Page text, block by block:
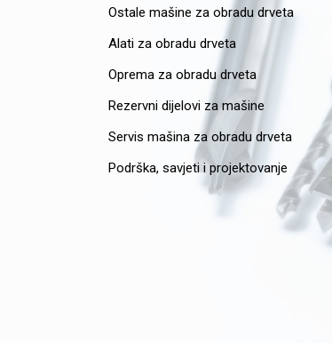
Ostale mašine za obradu drveta
Alati za obradu drveta
Oprema za obradu drveta
Rezervni dijelovi za mašine
Servis mašina za obradu drveta
Podrška, savjeti i projektovanje